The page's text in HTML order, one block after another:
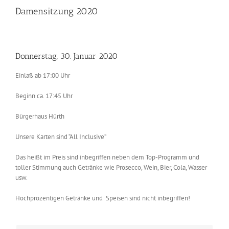
Damensitzung 2020
Donnerstag, 30. Januar 2020
Einlaß ab 17:00 Uhr
Beginn ca. 17:45 Uhr
Bürgerhaus Hürth
Unsere Karten sind “All Inclusive”
Das heißt im Preis sind inbegriffen neben dem Top-Programm und
toller Stimmung auch Getränke wie Prosecco, Wein, Bier, Cola, Wasser
usw.
Hochprozentigen Getränke und Speisen sind nicht inbegriffen!